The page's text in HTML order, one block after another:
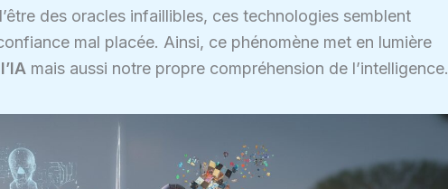
des oracles infaillibles, ces technologies semblent
mal placée. Ainsi, ce phénomène met en lumière
mais aussi notre propre compréhension de l’intelligence.